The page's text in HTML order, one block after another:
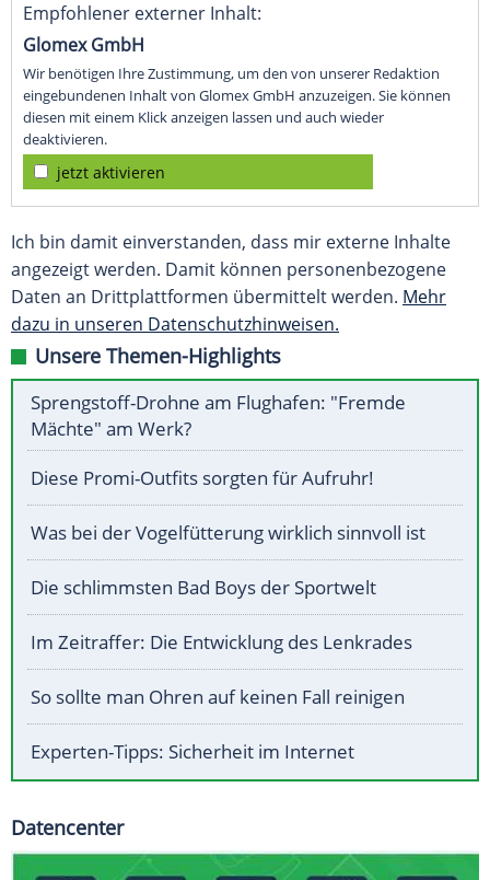
Empfohlener externer Inhalt:
Glomex GmbH
Wir benötigen Ihre Zustimmung, um den von unserer Redaktion
eingebundenen Inhalt von Glomex GmbH anzuzeigen. Sie können
diesen mit einem Klick anzeigen lassen und auch wieder
deaktivieren.
jetzt aktivieren
Ich bin damit einverstanden, dass mir externe Inhalte
angezeigt werden. Damit können personenbezogene
Daten an Drittplattformen übermittelt werden. Mehr
dazu in unseren Datenschutzhinweisen.
Unsere Themen-Highlights
Sprengstoff-Drohne am Flughafen: "Fremde
Mächte" am Werk?
Diese Promi-Outfits sorgten für Aufruhr!
Was bei der Vogelfütterung wirklich sinnvoll ist
Die schlimmsten Bad Boys der Sportwelt
Im Zeitraffer: Die Entwicklung des Lenkrades
So sollte man Ohren auf keinen Fall reinigen
Experten-Tipps: Sicherheit im Internet
Datencenter